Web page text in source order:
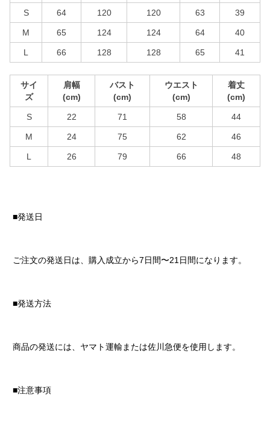
S 64 120 120 63 39
M 65 124 124 64 40
L 66 128 128 65 41
サイ
ズ
肩幅
(cm)
バスト
(cm)
ウエスト
(cm)
着丈
(cm)
S 22 71 58 44
M 24 75 62 46
L 26 79 66 48
■発送日
ご注文の発送日は、購入成立から7日間〜21日間になります。
■発送方法
商品の発送には、ヤマト運輸または佐川急便を使用します。
■注意事項